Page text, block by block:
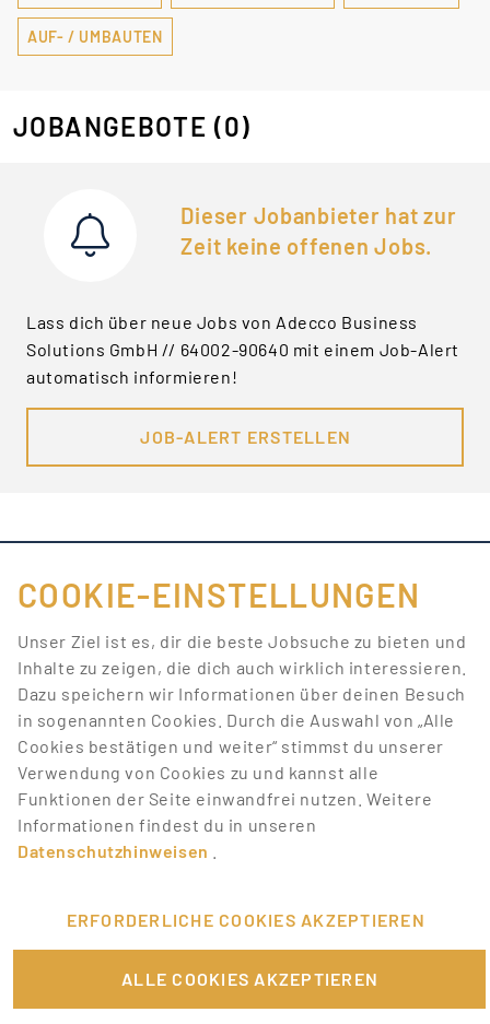
AUF- / UMBAUTEN
JOBANGEBOTE (0)
Dieser Jobanbieter hat zur
Zeit keine offenen Jobs.
Lass dich über neue Jobs von Adecco Business
Solutions GmbH // 64002-90640 mit einem Job-Alert
automatisch informieren!
JOB-ALERT ERSTELLEN
FÜR JOBANBIETER
LINKS
SONSTIGES
SERVICE
COOKIE-EINSTELLUNGEN
Unser Ziel ist es, dir die beste Jobsuche zu bieten und
Inhalte zu zeigen, die dich auch wirklich interessieren.
Dazu speichern wir Informationen über deinen Besuch
in sogenannten Cookies. Durch die Auswahl von „Alle
Cookies bestätigen und weiter“ stimmst du unserer
Verwendung von Cookies zu und kannst alle
Funktionen der Seite einwandfrei nutzen. Weitere
Informationen findest du in unseren
Datenschutzhinweisen
ERFORDERLICHE COOKIES AKZEPTIEREN
ALLE COOKIES AKZEPTIEREN